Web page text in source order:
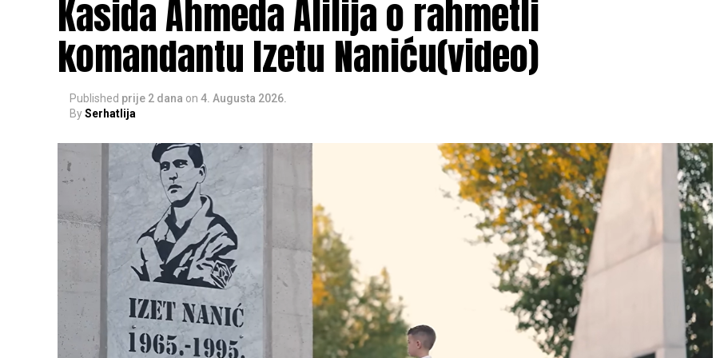
Kasida Ahmeda Alilija o rahmetli
komandantu Izetu Naniću(video)
Published prije 2 dana on 4. Augusta 2026.
BySerhatlija